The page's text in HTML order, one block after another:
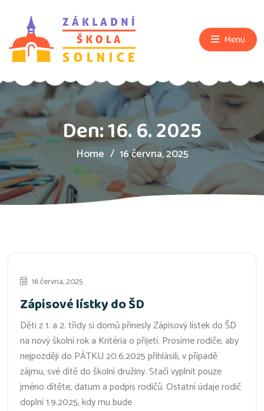
Menu
Den:16. 6. 2025
Home 16 června, 2025
16 června, 2025
Zápisové lístky do ŠD
Děti z 1. a 2. třídy si domů přinesly Zápisový lístek do ŠD
na nový školní rok a Kritéria o přijetí. Prosíme rodiče, aby
nejpozději do PÁTKU 20.6.2025 přihlásili, v případě
zájmu, své dítě do školní družiny. Stačí vyplnit pouze
jméno dítěte, datum a podpis rodičů. Ostatní údaje rodič
doplní 1.9.2025, kdy mu bude